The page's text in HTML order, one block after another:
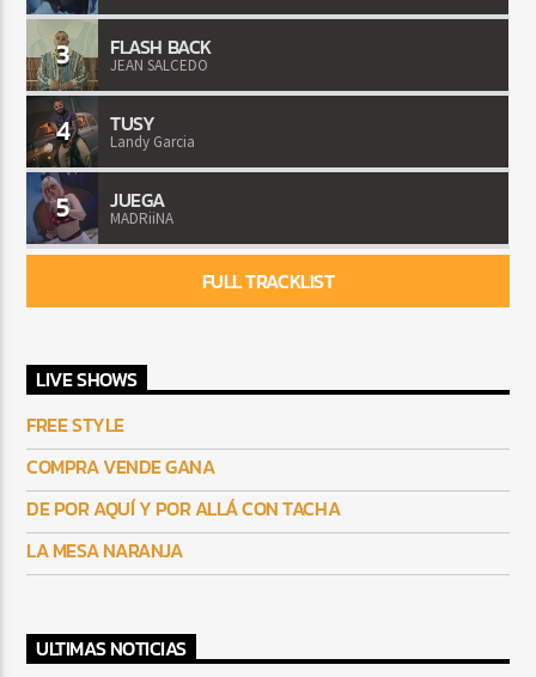
3 FLASH BACK
JEAN SALCEDO
4 TUSY
Landy Garcia
5 JUEGA
MADRiiNA
FULL TRACKLIST
LIVE SHOWS
FREE STYLE
COMPRA VENDE GANA
DE POR AQUÍ Y POR ALLÁ CON TACHA
LA MESA NARANJA
ULTIMAS NOTICIAS